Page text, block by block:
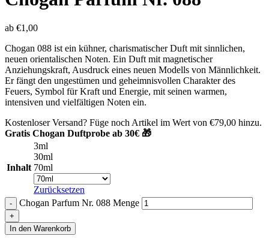
ab €1,00
Chogan 088 ist ein kühner, charismatischer Duft mit sinnlichen,
neuen orientalischen Noten. Ein Duft mit magnetischer
Anziehungskraft, Ausdruck eines neuen Modells von Männlichkeit.
Er fängt den ungestümen und geheimnisvollen Charakter des
Feuers, Symbol für Kraft und Energie, mit seinen warmen,
intensiven und vielfältigen Noten ein.
Kostenloser Versand? Füge noch Artikel im Wert von €79,00 hinzu.
Gratis Chogan Duftprobe ab 30€ 🎁
Inhalt
3ml
30ml
70ml
Zurücksetzen
Chogan Parfum Nr. 088 Menge
In den Warenkorb